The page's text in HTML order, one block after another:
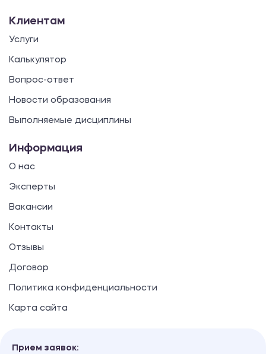
Клиентам
Услуги
Калькулятор
Вопрос-ответ
Новости образования
Выполняемые дисциплины
Информация
О нас
Эксперты
Вакансии
Контакты
Отзывы
Договор
Политика конфиденциальности
Карта сайта
Прием заявок: